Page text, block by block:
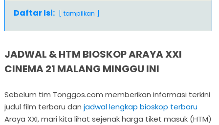
Daftar Isi: tampilkan
JADWAL & HTM BIOSKOP ARAYA XXI
CINEMA 21 MALANG MINGGU INI
Sebelum tim Tonggos.com memberikan informasi terkini
judul film terbaru dan jadwal lengkap bioskop terbaru
Araya XXI, mari kita lihat sejenak harga tiket masuk (HTM)